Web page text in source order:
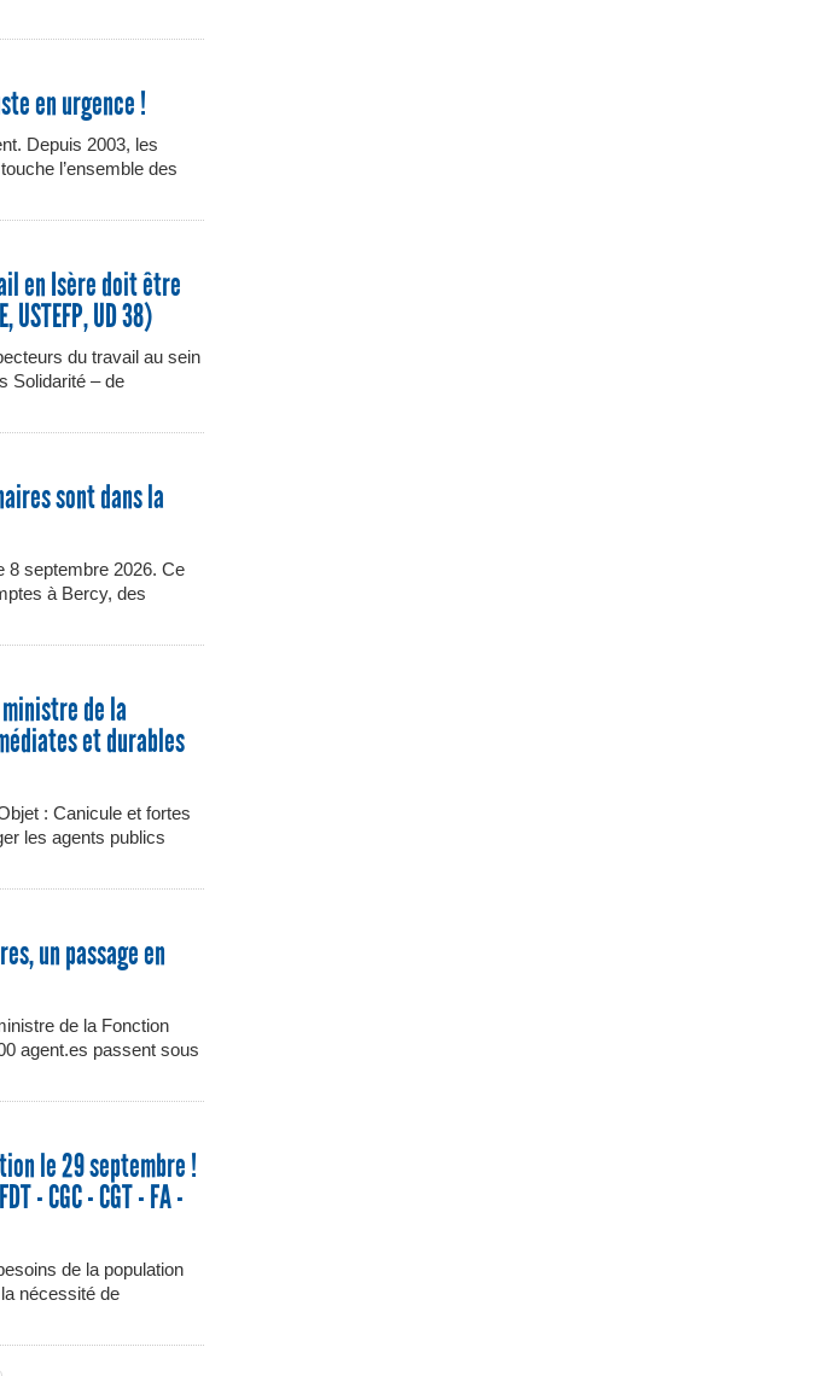
en urgence !
Depuis 2003, les
l’ensemble des
en Isère doit être
USTEFP, UD 38)
du travail au sein
Solidarité – de
sont dans la
8 septembre 2026. Ce
à Bercy, des
de la
et durables
: Canicule et fortes
les agents publics
un passage en
de la Fonction
agent.es passent sous
le 29 septembre !
- CGC - CGT - FA -
de la population
nécessité de